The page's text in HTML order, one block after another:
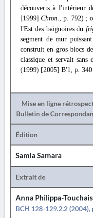
découverts à l'intérieur
[1999]Chron., p. 792) ;
l'Est des baignoires du
segment de mur
construit en gros blocs
classique et servait
(1999) [2005] Β'1, p.
Mise en ligne
Bulletin de
Édition
Samia Samara
Extrait de
Anna Philippa-Touchais
BCH 128-129.2.2 (2004),